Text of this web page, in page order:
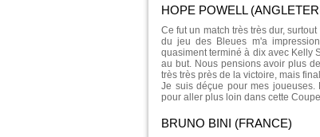
HOPE POWELL
Ce fut un match très très dur,
du jeu des Bleues m'a
quasiment terminé à dix avec Kelly
au but. Nous pensions avoir plus
très très près de la victoire, mais
Je suis déçue pour mes
pour aller plus loin dans cette
BRUNO BINI (FRANCE)